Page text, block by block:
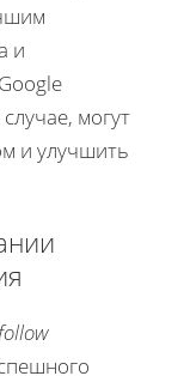
и
могут
и улучшить